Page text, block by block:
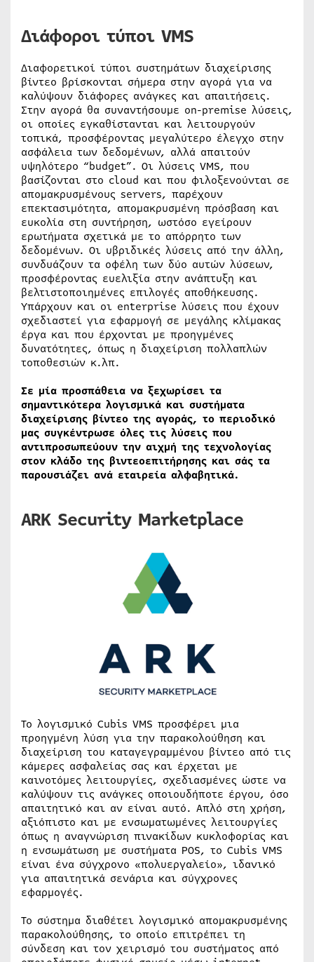
Διάφοροι τύποι VMS
Διαφορετικοί τύποι συστημάτων διαχείρισης
βίντεο βρίσκονται σήμερα στην αγορά για να
καλύψουν διάφορες ανάγκες και απαιτήσεις.
Στην αγορά θα συναντήσουμε on-premise λύσεις,
οι οποίες εγκαθίστανται και λειτουργούν
τοπικά, προσφέροντας μεγαλύτερο έλεγχο στην
ασφάλεια των δεδομένων, αλλά απαιτούν
υψηλότερο “budget”. Οι λύσεις VMS, που
βασίζονται στο cloud και που φιλοξενούνται σε
απομακρυσμένους servers, παρέχουν
επεκτασιμότητα, απομακρυσμένη πρόσβαση και
ευκολία στη συντήρηση, ωστόσο εγείρουν
ερωτήματα σχετικά με το απόρρητο των
δεδομένων. Οι υβριδικές λύσεις από την άλλη,
συνδυάζουν τα οφέλη των δύο αυτών λύσεων,
προσφέροντας ευελιξία στην ανάπτυξη και
βελτιστοποιημένες επιλογές αποθήκευσης.
Υπάρχουν και οι enterprise λύσεις που έχουν
σχεδιαστεί για εφαρμογή σε μεγάλης κλίμακας
έργα και που έρχονται με προηγμένες
δυνατότητες, όπως η διαχείριση πολλαπλών
τοποθεσιών κ.λπ.
Σε μία προσπάθεια να ξεχωρίσει τα
σημαντικότερα λογισμικά και συστήματα
διαχείρισης βίντεο της αγοράς, το περιοδικό
μας συγκέντρωσε όλες τις λύσεις που
αντιπροσωπεύουν την αιχμή της τεχνολογίας
στον κλάδο της βιντεοεπιτήρησης και σάς τα
παρουσιάζει ανά εταιρεία αλφαβητικά.
ARK Security Marketplace
Το λογισμικό Cubis VMS προσφέρει μια
προηγμένη λύση για την παρακολούθηση και
διαχείριση του καταγεγραμμένου βίντεο από τις
κάμερες ασφαλείας σας και έρχεται με
καινοτόμες λειτουργίες, σχεδιασμένες ώστε να
καλύψουν τις ανάγκες οποιουδήποτε έργου, όσο
απαιτητικό και αν είναι αυτό. Απλό στη χρήση,
αξιόπιστο και με ενσωματωμένες λειτουργίες
όπως η αναγνώριση πινακίδων κυκλοφορίας και
η ενσωμάτωση με συστήματα POS, το Cubis VMS
είναι ένα σύγχρονο «πολυεργαλείο», ιδανικό
για απαιτητικά σενάρια και σύγχρονες
εφαρμογές.
Το σύστημα διαθέτει λογισμικό απομακρυσμένης
παρακολούθησης, το οποίο επιτρέπει τη
σύνδεση και τον χειρισμό του συστήματος από